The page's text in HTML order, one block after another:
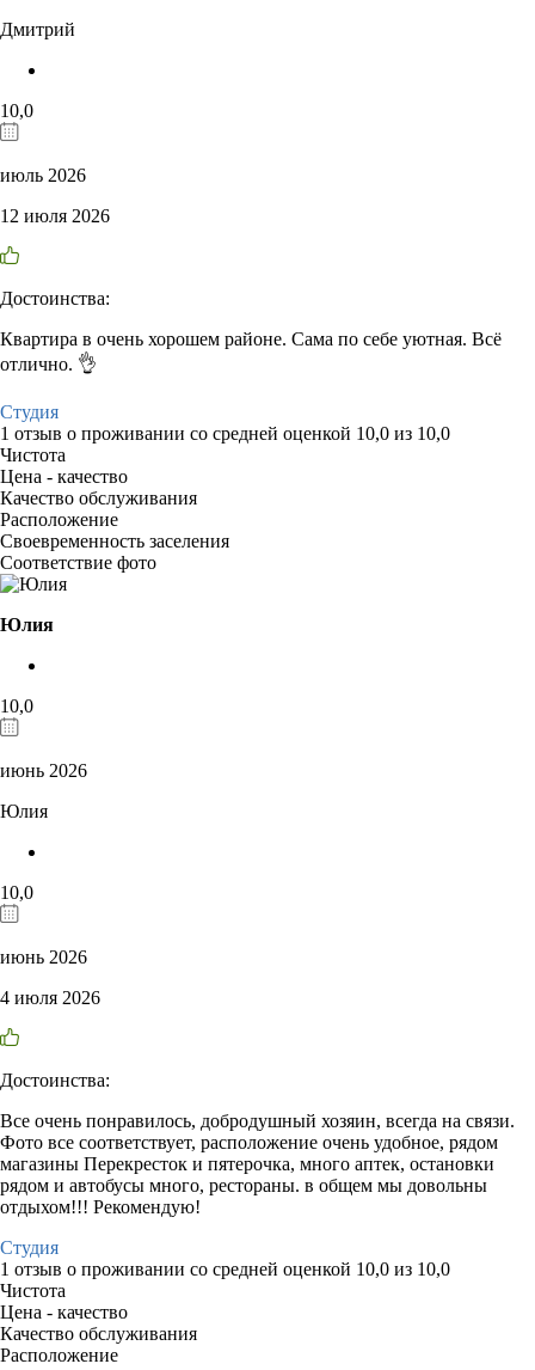
Дмитрий
10,0
июль 2026
12 июля 2026
Достоинства:
Квартира в очень хорошем районе. Сама по себе уютная. Всё
отлично. 👌
Студия
1 отзыв о проживании со средней оценкой 10,0 из 10,0
Чистота
Цена - качество
Качество обслуживания
Расположение
Своевременность заселения
Соответствие фото
Юлия
10,0
июнь 2026
Юлия
10,0
июнь 2026
4 июля 2026
Достоинства:
Все очень понравилось, добродушный хозяин, всегда на связи.
Фото все соответствует, расположение очень удобное, рядом
магазины Перекресток и пятерочка, много аптек, остановки
рядом и автобусы много, рестораны. в общем мы довольны
отдыхом!!! Рекомендую!
Студия
1 отзыв о проживании со средней оценкой 10,0 из 10,0
Чистота
Цена - качество
Качество обслуживания
Расположение